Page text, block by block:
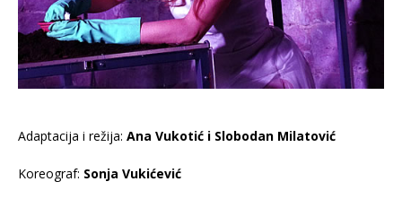
Adaptacija i režija: Ana Vukotić i Slobodan Milatović
Koreograf: Sonja Vukićević